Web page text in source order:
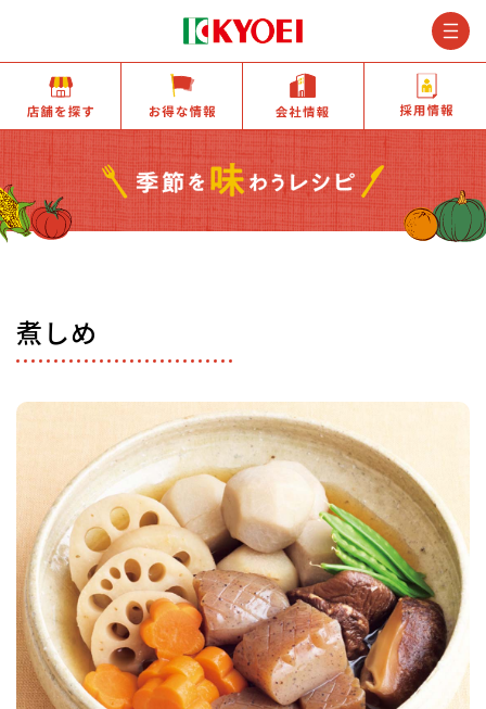
店舗を探す お得な情報 会社情報
煮しめ